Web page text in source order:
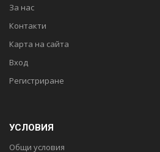
За нас
Контакти
Карта на сайта
Вход
Регистриране
УСЛОВИЯ
Общи условия